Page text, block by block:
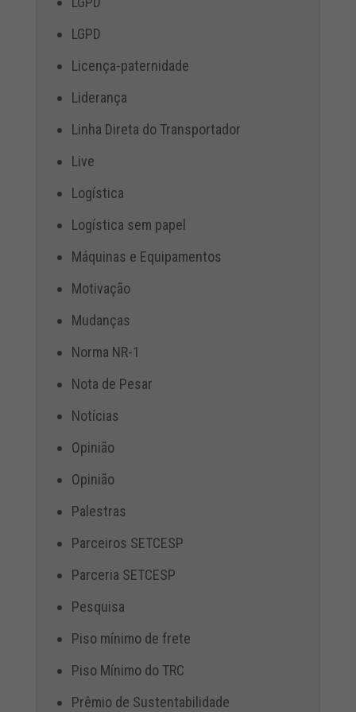
LGPD
Licença-paternidade
Liderança
Linha Direta do Transportador
Live
Logística
Logística sem papel
Máquinas e Equipamentos
Motivação
Mudanças
Norma NR-1
Nota de Pesar
Notícias
Opinião
Opinião
Palestras
Parceiros SETCESP
Parceria SETCESP
Pesquisa
Piso mínimo de frete
Piso Mínimo do TRC
Prêmio de Sustentabilidade